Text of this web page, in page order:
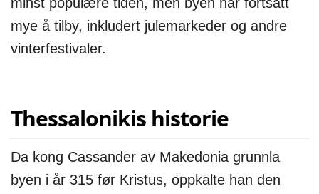
mye å tilby, inkludert julemarkeder og andre
vinterfestivaler.
Thessalonikis historie
Da kong Cassander av Makedonia grunnla
byen i år 315 før Kristus, oppkalte han den